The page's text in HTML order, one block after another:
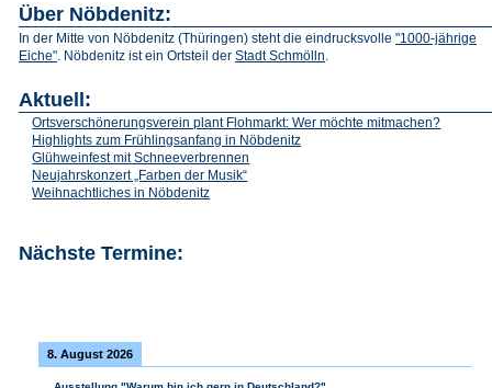
Über Nöbdenitz:
In der Mitte von Nöbdenitz (Thüringen) steht die eindrucksvolle "1000-jährige
Eiche" . Nöbdenitz ist ein Ortsteil der Stadt Schmölln
Aktuell:
Ortsverschönerungsverein plant Flohmarkt: Wer möchte mitmachen?
Highlights zum Frühlingsanfang in Nöbdenitz
Glühweinfest mit Schneeverbrennen
Neujahrskonzert „Farben der Musik“
Weihnachtliches in Nöbdenitz
Nächste Termine:
8. August 2026